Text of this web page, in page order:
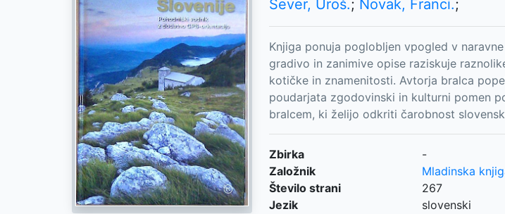
Sever, Uroš.; Novak, Franci.;
Knjiga ponuja poglobljen vpogled v
gradivo in zanimive opise raziskuje
kotičke in znamenitosti. Avtorja bralca
poudarjata zgodovinski in kulturni pomen
bralcem, ki želijo odkriti čarobnost
Zbirka
-
Založnik
Mladinska
Število strani
267
Jezik
slovenski